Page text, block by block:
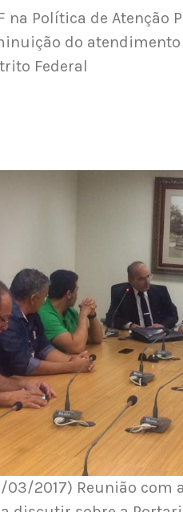
na Política de Atenção
do
Federal
03/2017) Reunião com